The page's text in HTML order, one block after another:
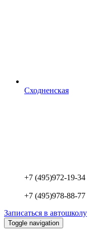
Сходненская
+7 (495)972-19-34
+7 (495)978-88-77
Записаться в автошколу
Toggle navigation